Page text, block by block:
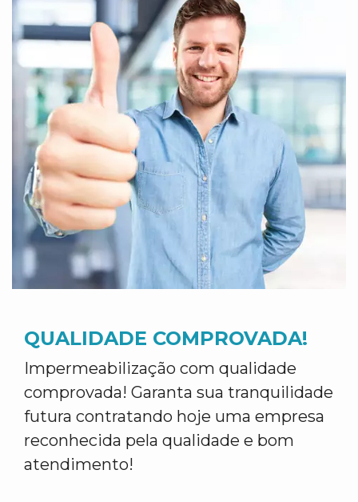
QUALIDADE COMPROVADA!
Impermeabilização com qualidade
comprovada! Garanta sua tranquilidade
futura contratando hoje uma empresa
reconhecida pela qualidade e bom
atendimento!